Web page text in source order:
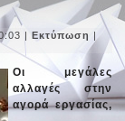
|Εκτύπωση |
Οι μεγάλες
αλλαγές στην
αγορά εργασίας,